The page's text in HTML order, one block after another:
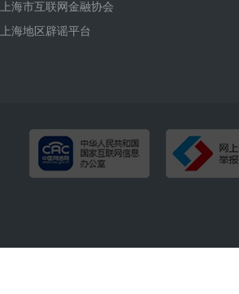
上海市互联网金融协会
上海地区辟谣平台